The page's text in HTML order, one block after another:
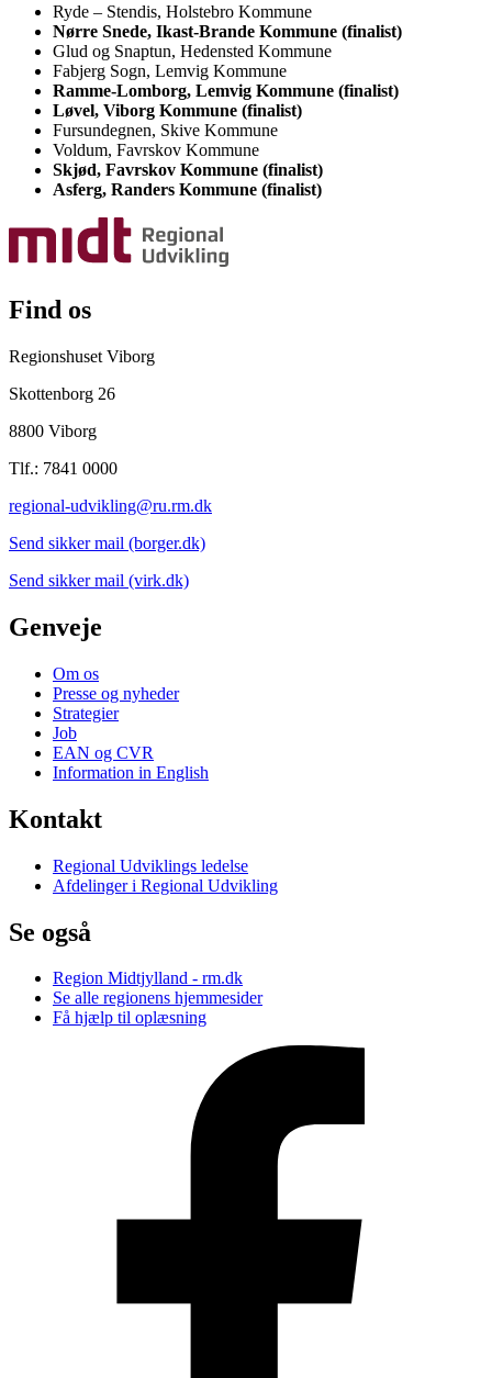
Ryde – Stendis, Holstebro Kommune
Nørre Snede, Ikast-Brande Kommune (finalist)
Glud og Snaptun, Hedensted Kommune
Fabjerg Sogn, Lemvig Kommune
Ramme-Lomborg, Lemvig Kommune (finalist)
Løvel, Viborg Kommune (finalist)
Fursundegnen, Skive Kommune
Voldum, Favrskov Kommune
Skjød, Favrskov Kommune (finalist)
Asferg, Randers Kommune (finalist)
Find os
Regionshuset Viborg
Skottenborg 26
8800 Viborg
Tlf.: 7841 0000
regional-udvikling@ru.rm.dk
Send sikker mail (borger.dk)
Send sikker mail (virk.dk)
Genveje
Om os
Presse og nyheder
Strategier
Job
EAN og CVR
Information in English
Kontakt
Regional Udviklings ledelse
Afdelinger i Regional Udvikling
Se også
Region Midtjylland - rm.dk
Se alle regionens hjemmesider
Få hjælp til oplæsning